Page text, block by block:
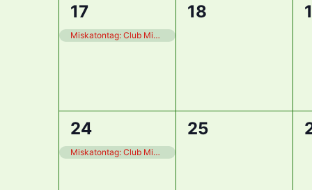
1
Veranstaltung,
17
Miskatontag: Club Miskatonic Podcast
0
18
1
Veranstaltung,
24
Miskatontag: Club Miskatonic Podcast
0
25